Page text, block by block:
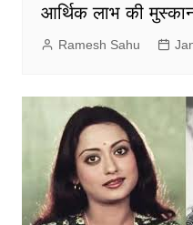
आर्थिक लाभ की
Ramesh Sahu